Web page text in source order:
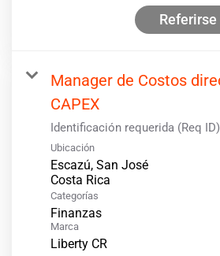
Referirse
Manager de Costos
CAPEX
Identificación requerida (Req
Ubicación
Escazú, San José
Categorías
Finanzas
Marca
Liberty CR